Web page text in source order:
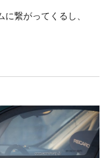
繋がってくるし、